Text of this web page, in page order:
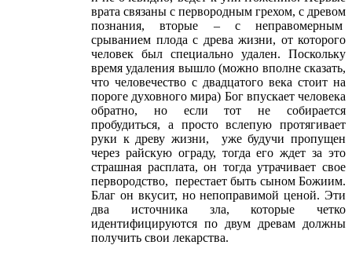
врата связаны с первородным грехом, с древом
познания, вторые – с неправомерным
срыванием плода с древа жизни, от которого
человек был специально удален. Поскольку
время удаления вышло (можно вполне сказать,
что человечество с двадцатого века стоит на
пороге духовного мира) Бог впускает человека
обратно, но если тот не собирается
пробудиться, а просто вслепую протягивает
руки к древу жизни, уже будучи пропущен
через райскую ограду, тогда его ждет за это
страшная расплата, он тогда утрачивает свое
первородство, перестает быть сыном Божиим.
Благ он вкусит, но непоправимой ценой. Эти
два источника зла, которые четко
идентифицируются по двум древам должны
получить свои лекарства.